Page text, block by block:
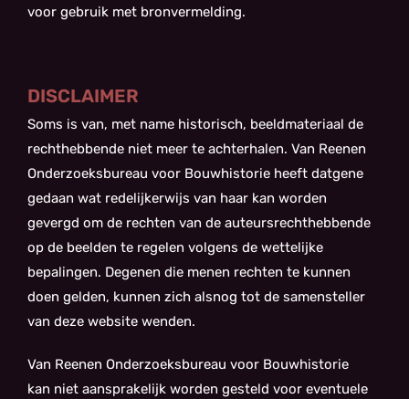
voor gebruik met bronvermelding.
DISCLAIMER
Soms is van, met name historisch, beeldmateriaal de
rechthebbende niet meer te achterhalen. Van Reenen
Onderzoeksbureau voor Bouwhistorie heeft datgene
gedaan wat redelijkerwijs van haar kan worden
gevergd om de rechten van de auteursrechthebbende
op de beelden te regelen volgens de wettelijke
bepalingen. Degenen die menen rechten te kunnen
doen gelden, kunnen zich alsnog tot de samensteller
van deze website wenden.
Van Reenen Onderzoeksbureau voor Bouwhistorie
kan niet aansprakelijk worden gesteld voor eventuele